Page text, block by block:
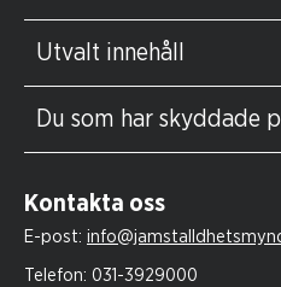
Utvalt innehåll
Du som har skyddade
Kontakta oss
E-post:
Telefon: 031-3929000